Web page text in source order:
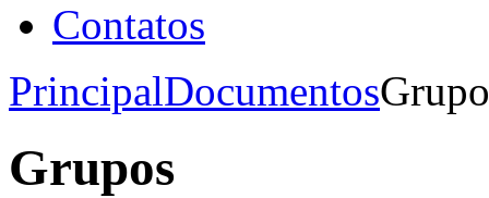
Contatos
PrincipalDocumentos
Grupos